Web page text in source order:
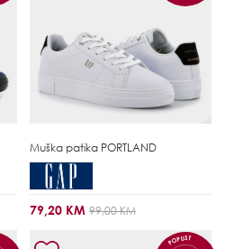
Muška patika PORTLAND
79,20 KM 99,00 KM
POPUST